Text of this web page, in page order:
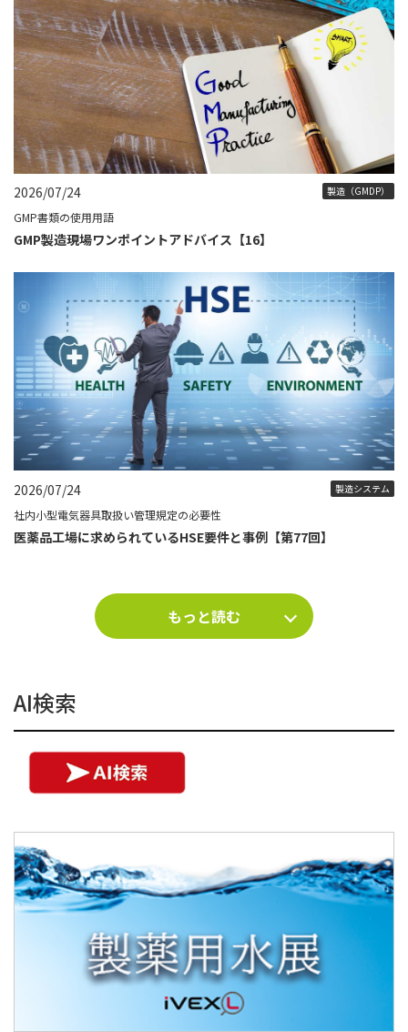
2026/07/24 製造（GMDP）
GMP書類の使用用語
GMP製造現場ワンポイントアドバイス【16】
2026/07/24 製造システム
社内小型電気器具取扱い管理規定の必要性
医薬品工場に求められているHSE要件と事例【第77回】
もっと読む
AI検索